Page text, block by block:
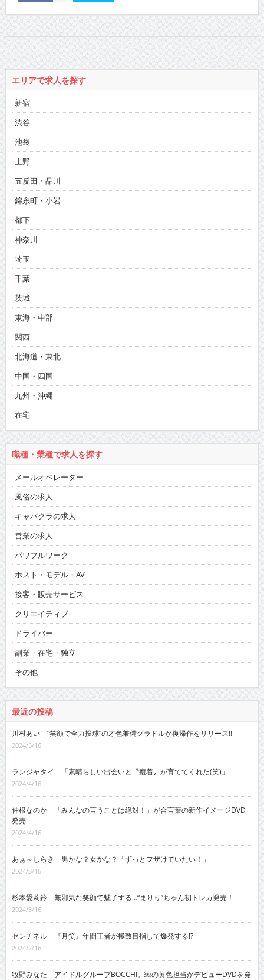
エリアで求人を探す
新宿
渋谷
池袋
上野
五反田・品川
錦糸町・小岩
都下
神奈川
埼玉
千葉
茨城
東海・中部
関西
北海道・東北
中国・四国
九州・沖縄
在宅
職種・業種で求人を探す
メールオペレーター
風俗の求人
キャバクラの求人
営業の求人
パワフルワーク
ホスト・モデル・AV
接客・販売サービス
クリエイティブ
ドライバー
副業・在宅・独立
その他
最近の投稿
川村あい “笑顔で全力投球”の才色兼備グラドルが復帰作をリリース!!
2024/5/16
ランジャタイ 「素晴らしい出会いと〝癒着〟が育ててくれた(笑)」
2024/4/16
仲根なのか 「みんなの言うことは絶対！」が合言葉の新作イメージDVD
発売
2024/4/16
あぁ～しらき 男かな？女かな？「ずっとフザけていたい！」
2024/3/16
杉本愛莉鈴 無邪気な笑顔で魅了する…“まりり”ちゃん初トレカ発売！
2024/3/16
センチネル 『月笑』年間王者が極致目指して爆発する!?
2024/2/16
牧野みなた アイドルグループBOCCHI。￼の黄色担当がデビューDVDを発